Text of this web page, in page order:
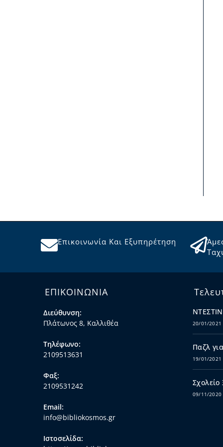
Επικοινωνία Και Εξυπηρέτηση
ΕΠΙΚΟΙΝΩΝΙΑ
Διεύθυνση:
Πλάτωνος 8, Καλλιθέα
Τηλέφωνο:
2109513631
Φαξ:
2109531242
Email:
info@bibliokosmos.gr
Ιστοσελίδα:
20/01/2021
Παζλ
19/01/2021
09/11/2020